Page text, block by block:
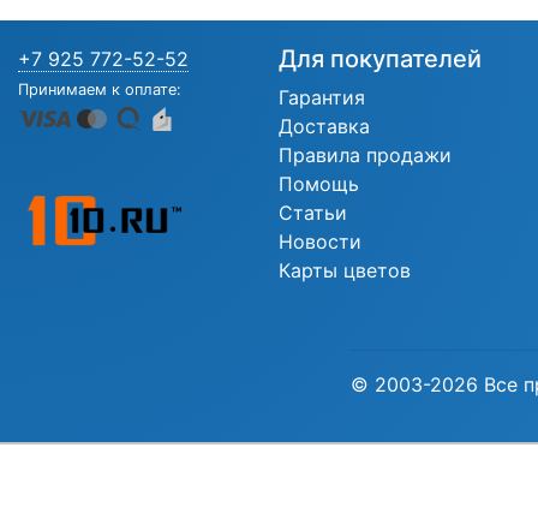
+7 925 772-52-52
Принимаем к оплате:
Для покупателей
Гарантия
Доставка
Правила продажи
Помощь
Статьи
Новости
Карты цветов
© 2003-2026 Все